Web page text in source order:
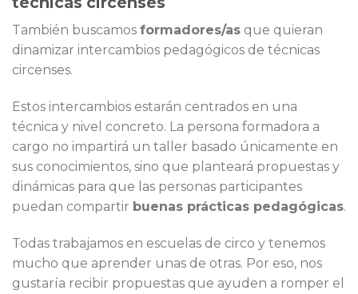
También buscamos formadores/as que quieran
dinamizar intercambios pedagógicos de técnicas
circenses.
Estos intercambios estarán centrados en una
técnica y nivel concreto. La persona formadora a
cargo no impartirá un taller basado únicamente en
sus conocimientos, sino que planteará propuestas y
dinámicas para que las personas participantes
puedan compartir buenas prácticas pedagógicas.
Todas trabajamos en escuelas de circo y tenemos
mucho que aprender unas de otras. Por eso, nos
gustaría recibir propuestas que ayuden a romper el